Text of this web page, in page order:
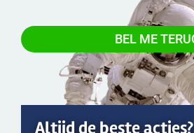
Altijd de beste acties?